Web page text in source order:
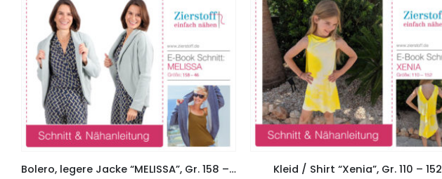
Bolero, legere Jacke “MELISSA”, Gr. 158 – Damengr. 46 Kleid / Shirt “Xenia”, Gr. 110 – 152